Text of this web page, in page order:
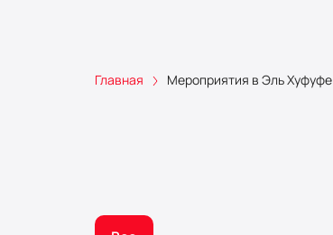
Главная Мероприятия в Эль Хуфуфе